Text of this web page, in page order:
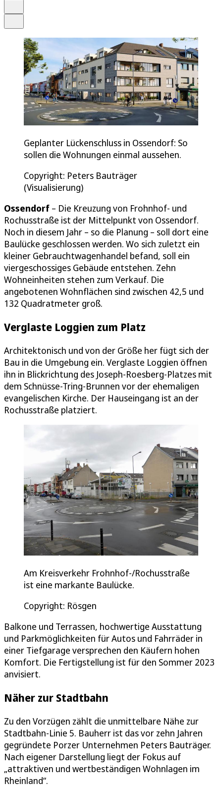
Geplanter Lückenschluss in Ossendorf: So
sollen die Wohnungen einmal aussehen.
Copyright: Peters Bauträger
(Visualisierung)
Ossendorf – Die Kreuzung von Frohnhof- und
Rochusstraße ist der Mittelpunkt von Ossendorf.
Noch in diesem Jahr – so die Planung – soll dort eine
Baulücke geschlossen werden. Wo sich zuletzt ein
kleiner Gebrauchtwagenhandel befand, soll ein
viergeschossiges Gebäude entstehen. Zehn
Wohneinheiten stehen zum Verkauf. Die
angebotenen Wohnflächen sind zwischen 42,5 und
132 Quadratmeter groß.
Verglaste Loggien zum Platz
Architektonisch und von der Größe her fügt sich der
Bau in die Umgebung ein. Verglaste Loggien öffnen
ihn in Blickrichtung des Joseph-Roesberg-Platzes mit
dem Schnüsse-Tring-Brunnen vor der ehemaligen
evangelischen Kirche. Der Hauseingang ist an der
Rochusstraße platziert.
Am Kreisverkehr Frohnhof-/Rochusstraße
ist eine markante Baulücke.
Copyright: Rösgen
Balkone und Terrassen, hochwertige Ausstattung
und Parkmöglichkeiten für Autos und Fahrräder in
einer Tiefgarage versprechen den Käufern hohen
Komfort. Die Fertigstellung ist für den Sommer 2023
anvisiert.
Näher zur Stadtbahn
Zu den Vorzügen zählt die unmittelbare Nähe zur
Stadtbahn-Linie 5. Bauherr ist das vor zehn Jahren
gegründete Porzer Unternehmen Peters Bauträger.
Nach eigener Darstellung liegt der Fokus auf
„attraktiven und wertbeständigen Wohnlagen im
Rheinland“.